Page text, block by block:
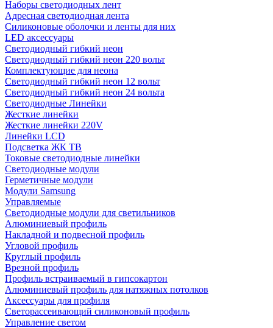
Наборы светодиодных лент
Адресная светодиодная лента
Силиконовые оболочки и ленты для них
LED аксессуары
Светодиодный гибкий неон
Светодиодный гибкий неон 220 вольт
Комплектующие для неона
Светодиодный гибкий неон 12 вольт
Светодиодный гибкий неон 24 вольта
Светодиодные Линейки
Жесткие линейки
Жесткие линейки 220V
Линейки LCD
Подсветка ЖК ТВ
Токовые светодиодные линейки
Светодиодные модули
Герметичные модули
Модули Samsung
Управляемые
Светодиодные модули для светильников
Алюминиевый профиль
Накладной и подвесной профиль
Угловой профиль
Круглый профиль
Врезной профиль
Профиль встраиваемый в гипсокартон
Алюминиевый профиль для натяжных потолков
Аксессуары для профиля
Светорассеивающий силиконовый профиль
Управление светом